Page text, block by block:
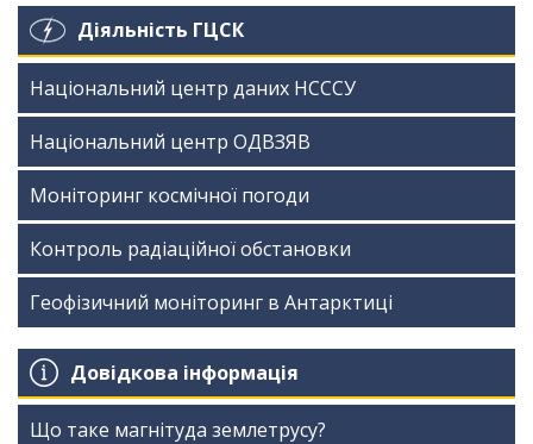
Діяльність ГЦСК
Національний центр даних НСССУ
Національний центр ОДВЗЯВ
Моніторинг космічної погоди
Контроль радіаційної обстановки
Геофізичний моніторинг в Антарктиці
Довідкова інформація
Що таке магнітуда землетрусу?